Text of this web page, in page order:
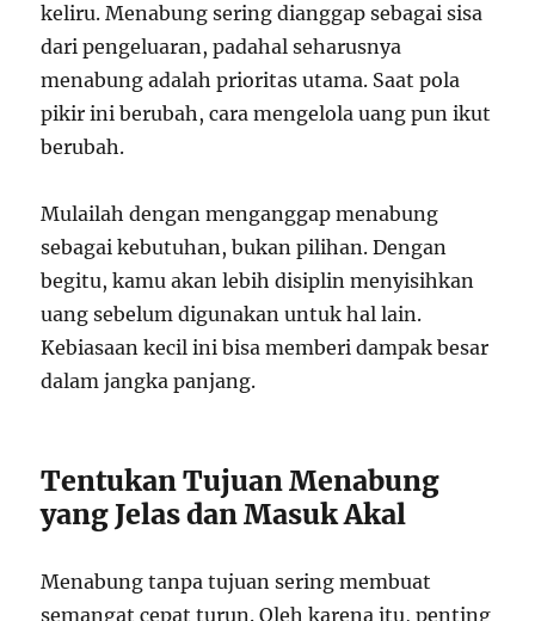
keliru. Menabung sering dianggap sebagai sisa
dari pengeluaran, padahal seharusnya
menabung adalah prioritas utama. Saat pola
pikir ini berubah, cara mengelola uang pun ikut
berubah.
Mulailah dengan menganggap menabung
sebagai kebutuhan, bukan pilihan. Dengan
begitu, kamu akan lebih disiplin menyisihkan
uang sebelum digunakan untuk hal lain.
Kebiasaan kecil ini bisa memberi dampak besar
dalam jangka panjang.
Tentukan Tujuan Menabung
yang Jelas dan Masuk Akal
Menabung tanpa tujuan sering membuat
semangat cepat turun. Oleh karena itu, penting